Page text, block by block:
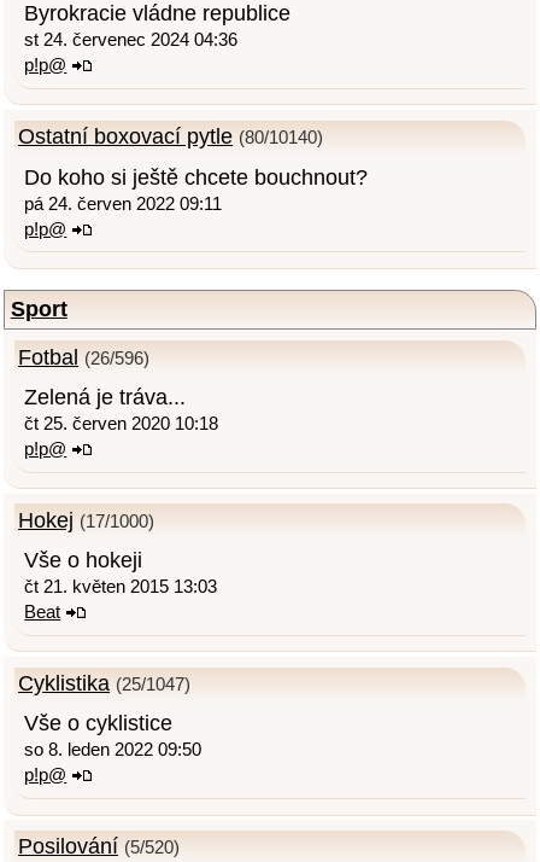
Byrokracie vládne republice
st 24. červenec 2024 04:36
p!p@
Ostatní boxovací pytle (80/10140)
Do koho si ještě chcete bouchnout?
pá 24. červen 2022 09:11
p!p@
Sport
Fotbal (26/596)
Zelená je tráva...
čt 25. červen 2020 10:18
p!p@
Hokej (17/1000)
Vše o hokeji
čt 21. květen 2015 13:03
Beat
Cyklistika (25/1047)
Vše o cyklistice
so 8. leden 2022 09:50
p!p@
Posilování (5/520)